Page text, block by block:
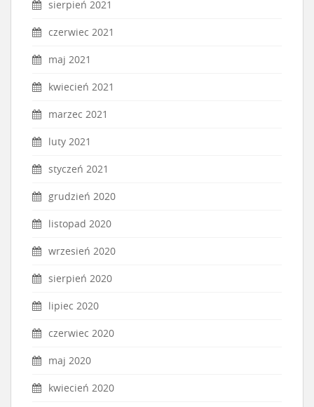
sierpień 2021
czerwiec 2021
maj 2021
kwiecień 2021
marzec 2021
luty 2021
styczeń 2021
grudzień 2020
listopad 2020
wrzesień 2020
sierpień 2020
lipiec 2020
czerwiec 2020
maj 2020
kwiecień 2020